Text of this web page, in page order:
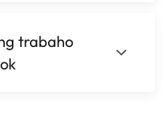
trabaho